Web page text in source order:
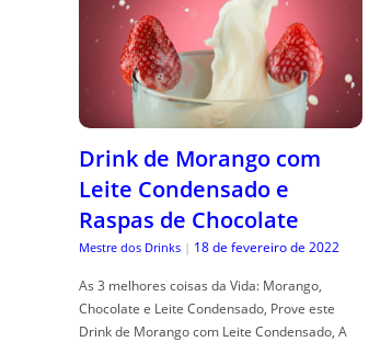
Drink de Morango com
Leite Condensado e
Raspas de Chocolate
Mestre dos Drinks | 18 de fevereiro de 2022
As 3 melhores coisas da Vida: Morango,
Chocolate e Leite Condensado, Prove este
Drink de Morango com Leite Condensado, A